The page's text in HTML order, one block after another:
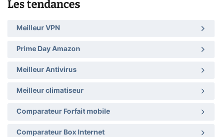
Les tendances
Meilleur VPN
Prime Day Amazon
Meilleur Antivirus
Meilleur climatiseur
Comparateur Forfait mobile
Comparateur Box Internet